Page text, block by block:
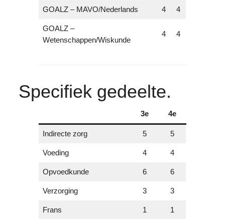
GOALZ – MAVO/Nederlands 4 4
GOALZ –
Wetenschappen/Wiskunde
4 4
Specifiek gedeelte.
3e 4e
Indirecte zorg 5 5
Voeding 4 4
Opvoedkunde 6 6
Verzorging 3 3
Frans 1 1